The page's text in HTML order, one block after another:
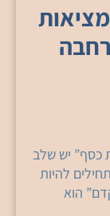
כסף” יש שלב
להיות
הוא